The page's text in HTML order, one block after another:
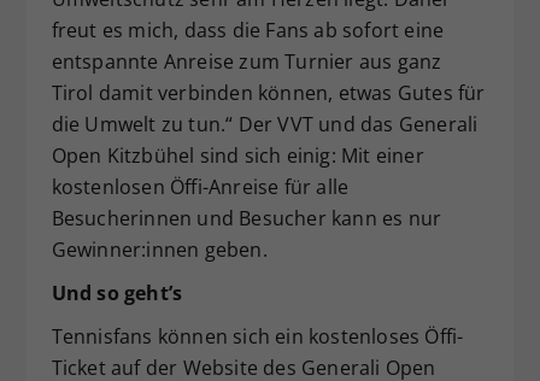
freut es mich, dass die Fans ab sofort eine
entspannte Anreise zum Turnier aus ganz
Tirol damit verbinden können, etwas Gutes für
die Umwelt zu tun.“ Der VVT und das Generali
Open Kitzbühel sind sich einig: Mit einer
kostenlosen Öffi-Anreise für alle
Besucherinnen und Besucher kann es nur
Gewinner:innen geben.
Und so geht’s
Tennisfans können sich ein kostenloses Öffi-
Ticket auf der Website des Generali Open